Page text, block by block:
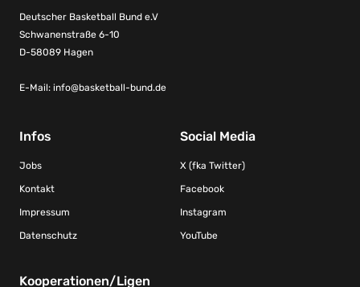
Deutscher Basketball Bund e.V
Schwanenstraße 6-10
D-58089 Hagen
E-Mail: info@basketball-bund.de
Infos
Jobs
Kontakt
Impressum
Datenschutz
Social Media
X (fka Twitter)
Facebook
Instagram
YouTube
Kooperationen/Ligen